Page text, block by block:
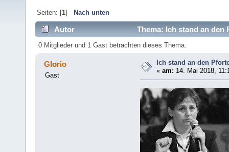
Seiten: [1] Nach unten
Autor Thema: Ich stand an den
0 Mitglieder und 1 Gast betrachten dieses Thema.
Glorio
Gast
Ich stand an den
«am: 14. Mai 2018,